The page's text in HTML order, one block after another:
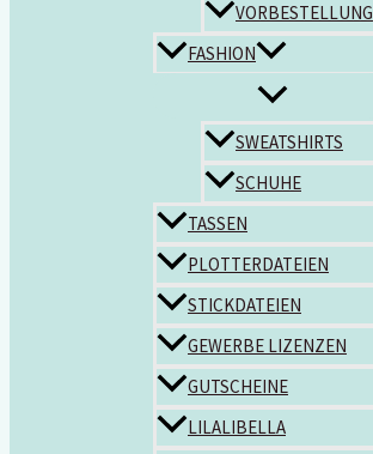
VORBESTELLUNG
FASHION
SWEATSHIRTS
SCHUHE
TASSEN
PLOTTERDATEIEN
STICKDATEIEN
GEWERBE LIZENZEN
GUTSCHEINE
LILALIBELLA